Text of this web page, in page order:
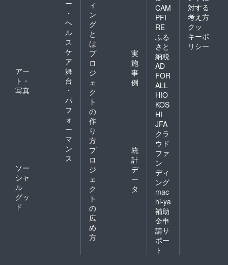
女性部
会様、
ご近所
のお仲
間様、
大歓迎
ー
・
ヘ
ル
ス
ケ
ア
アー
ト・
写真
舞
台
・
パ
フ
ォ
ー
マ
ン
ス
ソー
シャ
ル
グッ
ド
ィ
ン
グ
と
は
プ
ロ
ジ
ェ
ク
ト
の
作
り
方
実
施
事
例
プ
ロ
ジ
ェ
ク
ト
の
広
め
方
統
計
デ
ー
タ
CAM
PFI
RE
ふる
さと
納税
AD
FOR
ALL
HIO
KOS
HI
JFA
クラ
ウド
ファ
ン
ディ
ング
mac
hi-ya
補助
金申
請サ
ポー
ト
対する
考え方
クッ
キーポ
リシー